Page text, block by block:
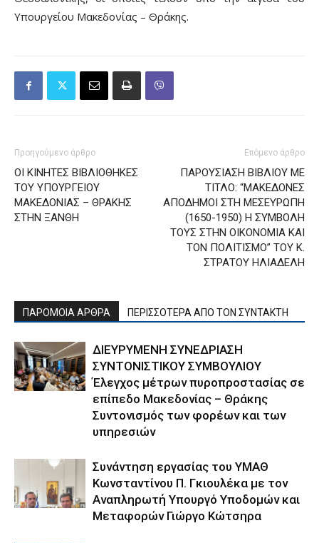
Υπουργείου Μακεδονίας – Θράκης.
Προηγούμενο άρθρο
ΟΙ ΚΙΝΗΤΕΣ ΒΙΒΛΙΟΘΗΚΕΣ
ΤΟΥ ΥΠΟΥΡΓΕΙΟΥ
ΜΑΚΕΔΟΝΙΑΣ – ΘΡΑΚΗΣ
ΣΤΗΝ ΞΑΝΘΗ
Επόμενο άρθρο
ΠΑΡΟΥΣΙΑΣΗ ΒΙΒΛΙΟΥ ΜΕ
ΤΙΤΛΟ: “ΜΑΚΕΔΟΝΕΣ
ΑΠΟΔΗΜΟΙ ΣΤΗ ΜΕΣΕΥΡΩΠΗ
(1650-1950) Η ΣΥΜΒΟΛΗ
ΤΟΥΣ ΣΤΗΝ ΟΙΚΟΝΟΜΙΑ ΚΑΙ
ΤΟΝ ΠΟΛΙΤΙΣΜΟ” ΤΟΥ Κ.
ΣΤΡΑΤΟΥ ΗΛΙΑΔΕΛΗ
ΠΑΡΟΜΟΙΑ ΑΡΘΡΑ ΠΕΡΙΣΣΟΤΕΡΑ ΑΠΟ ΤΟΝ ΣΥΝΤΑΚΤΗ
ΔΙΕΥΡΥΜΕΝΗ ΣΥΝΕΔΡΙΑΣΗ
ΣΥΝΤΟΝΙΣΤΙΚΟΥ ΣΥΜΒΟΥΛΙΟΥ
Έλεγχος μέτρων πυροπροστασίας σε
επίπεδο Μακεδονίας – Θράκης
Συντονισμός των φορέων και των
υπηρεσιών
Συνάντηση εργασίας του ΥΜΑΘ
Κωνσταντίνου Π. Γκιουλέκα με τον
Αναπληρωτή Υπουργό Υποδομών και
Μεταφορών Γιώργο Κώτσηρα